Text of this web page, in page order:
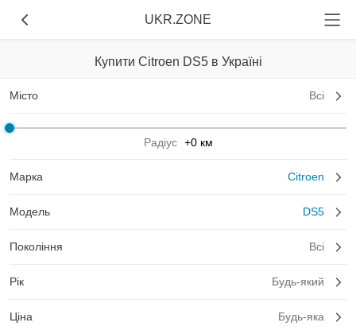
UKR.ZONE
Купити Citroen DS5 в Україні
Місто Всі
Радіус +0 км
Марка Citroen
Модель DS5
Покоління Всі
Рік Будь-який
Ціна Будь-яка